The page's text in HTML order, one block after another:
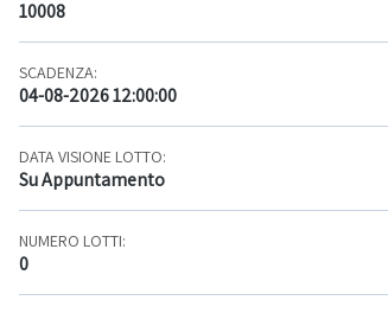
10008
SCADENZA:
04-08-2026 12:00:00
DATA VISIONE LOTTO:
Su Appuntamento
NUMERO LOTTI:
0